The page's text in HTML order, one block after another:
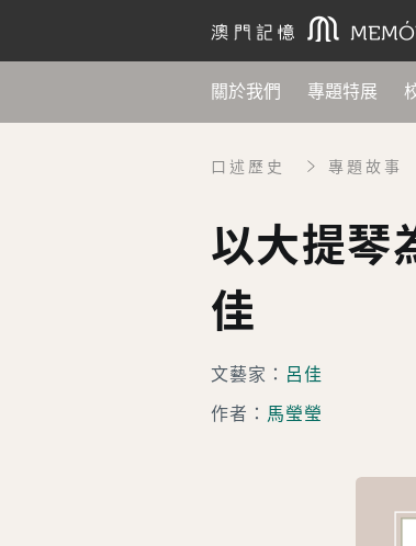
關於我們 專題特展
口述歷史 專題故事
以大提
佳
文藝家： 呂佳
作者： 馬瑩瑩